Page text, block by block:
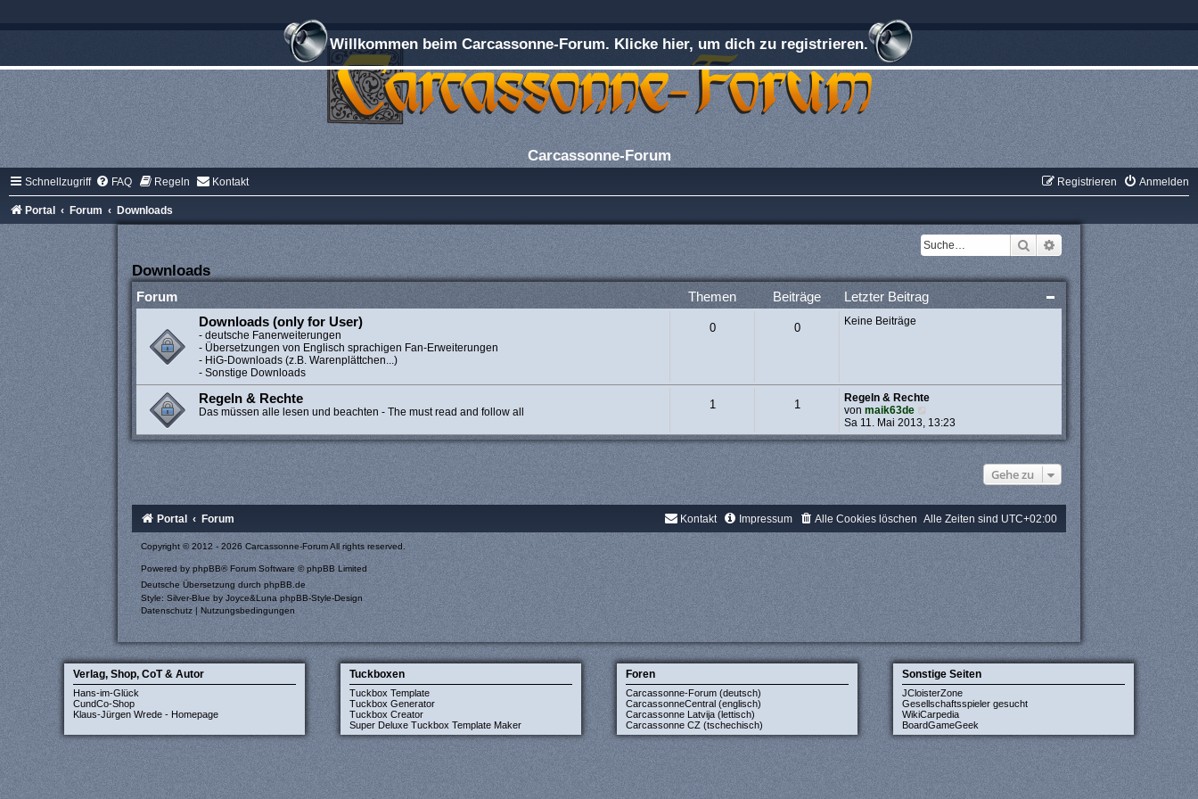
Willkommen beim Carcassonne-Forum. Klicke hier, um dich zu registrieren.
Carcassonne-Forum
Schnellzugriff FAQ Regeln Kontakt Anmelden
Registrieren
Portal Forum Downloads
Suche
Erweiterte Suche
Downloads
Forum Themen Beiträge Letzter Beitrag
Downloads (only for User)
- deutsche Fanerweiterungen
- Übersetzungen von Englisch sprachigen Fan-Erweiterungen
- HiG-Downloads (z.B. Warenplättchen...)
- Sonstige Downloads
0 0 Keine Beiträge
Regeln & Rechte
Das müssen alle lesen und beachten - The must read and follow all
1 1
Regeln & Rechte
vonmaik63de
e
u
e
s
e
r
e
i
r
a
g
Sa 11. Mai 2013, 13:23
Gehe zu
Portal Forum Alle Zeiten sind UTC+02:00
Alle Cookies löschen
Impressum
Kontakt
Copyright © 2012 - 2026 Carcassonne-Forum All rights reserved.
Powered by phpBB® Forum Software © phpBB Limited
Deutsche Übersetzung durchphpBB.de
Style: Silver-Blue by Joyce&Luna phpBB-Style-Design
Datenschutz | Nutzungsbedingungen
Verlag, Shop, CoT & Autor
Hans-im-Glück
CundCo-Shop
Klaus-Jürgen Wrede - Homepage
Tuckboxen
Tuckbox Template
Tuckbox Generator
Tuckbox Creator
Super Deluxe Tuckbox Template Maker
Foren
Carcassonne-Forum (deutsch)
CarcassonneCentral (englisch)
Carcassonne Latvija (lettisch)
Carcassonne CZ (tschechisch)
Sonstige Seiten
JCloisterZone
Gesellschaftsspieler gesucht
WikiCarpedia
BoardGameGeek